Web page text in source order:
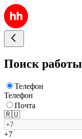
Поиск работы
Телефон
Телефон
Почта
🇷🇺
+7